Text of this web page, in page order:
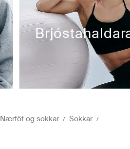
Nærföt og sokkar Sokkar